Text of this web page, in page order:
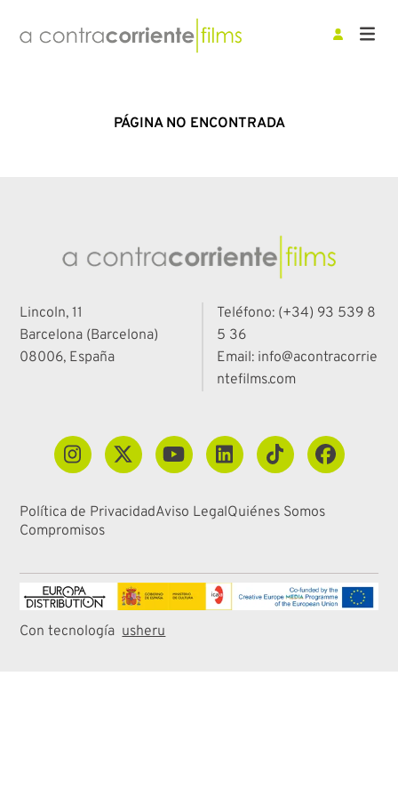
PÁGINA NO ENCONTRADA
Lincoln, 11
Barcelona (Barcelona)
08006, España
Teléfono: (+34) 93 539 8
5 36
Email: info@acontracorrie
ntefilms.com
Política de PrivacidadAviso LegalQuiénes Somos
Compromisos
Con tecnología usheru